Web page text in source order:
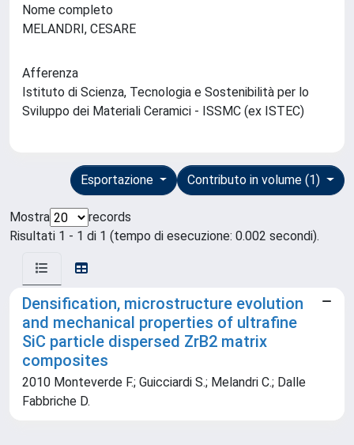
Nome completo
MELANDRI, CESARE
Afferenza
Istituto di Scienza, Tecnologia e Sostenibilità per lo
Sviluppo dei Materiali Ceramici - ISSMC (ex ISTEC)
Contributo in volume (1)
Esportazione
Mostra
records
Risultati 1 - 1 di 1 (tempo di esecuzione: 0.002 secondi).
Densification, microstructure evolution
and mechanical properties of ultrafine
SiC particle dispersed ZrB2 matrix
composites
2010 Monteverde F.; Guicciardi S.; Melandri C.; Dalle
Fabbriche D.